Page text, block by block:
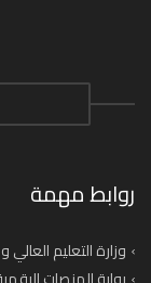
روابط مهمة
وزارة التعليم